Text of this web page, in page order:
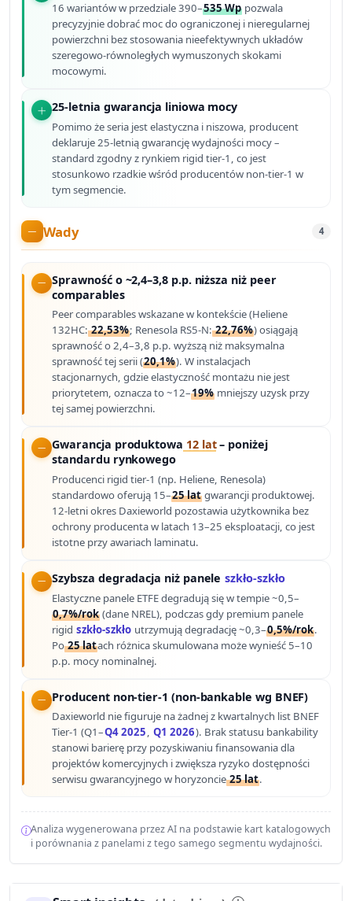
16 wariantów w przedziale 390–535 Wp pozwala
precyzyjnie dobrać moc do ograniczonej i nieregularnej
powierzchni bez stosowania nieefektywnych układów
szeregowo-równoległych wymuszonych skokami
mocowymi.
25-letnia gwarancja liniowa mocy
Pomimo że seria jest elastyczna i niszowa, producent
deklaruje 25-letnią gwarancję wydajności mocy –
standard zgodny z rynkiem rigid tier-1, co jest
stosunkowo rzadkie wśród producentów non-tier-1 w
tym segmencie.
Wady 4
Sprawność o ~2,4–3,8 p.p. niższa niż peer
comparables
Peer comparables wskazane w kontekście (Heliene
132HC:22,53%; Renesola RS5-N:22,76%) osiągają
sprawność o 2,4–3,8 p.p. wyższą niż maksymalna
sprawność tej serii (20,1%). W instalacjach
stacjonarnych, gdzie elastyczność montażu nie jest
priorytetem, oznacza to ~12–19% mniejszy uzysk przy
tej samej powierzchni.
Gwarancja produktowa 12 lat– poniżej
standardu rynkowego
Producenci rigid tier-1 (np. Heliene, Renesola)
standardowo oferują 15–25 lat gwarancji produktowej.
12-letni okres Daxieworld pozostawia użytkownika bez
ochrony producenta w latach 13–25 eksploatacji, co jest
istotne przy awariach laminatu.
Szybsza degradacja niż panele szkło-szkło
Elastyczne panele ETFE degradują się w tempie ~0,5–
0,7%/rok (dane NREL), podczas gdy premium panele
rigid szkło-szkło utrzymują degradację ~0,3–0,5%/rok.
Po25 latach różnica skumulowana może wynieść 5–10
p.p. mocy nominalnej.
Producent non-tier-1 (non-bankable wg BNEF)
Daxieworld nie figuruje na żadnej z kwartalnych list BNEF
Tier-1 (Q1–Q4 2025, Q1 2026). Brak statusu bankability
stanowi barierę przy pozyskiwaniu finansowania dla
projektów komercyjnych i zwiększa ryzyko dostępności
serwisu gwarancyjnego w horyzoncie25 lat.
Analiza wygenerowana przez AI na podstawie kart katalogowych
i porównania z panelami z tego samego segmentu wydajności.